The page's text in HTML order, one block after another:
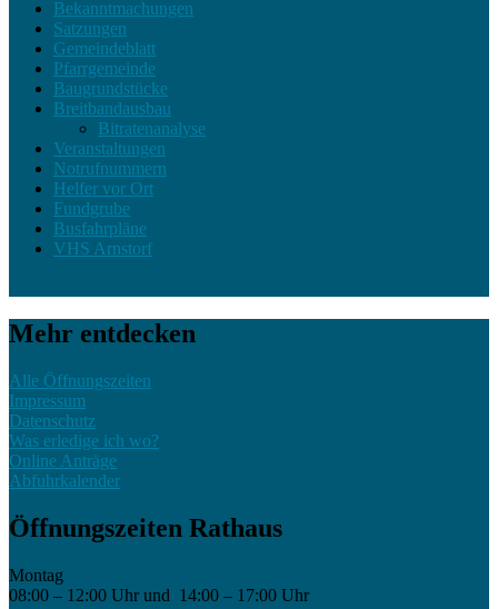
Bekanntmachungen
Satzungen
Gemeindeblatt
Pfarrgemeinde
Baugrundstücke
Breitbandausbau
Bitratenanalyse
Veranstaltungen
Notrufnummern
Helfer vor Ort
Fundgrube
Busfahrpläne
VHS Arnstorf
Mehr entdecken
Alle Öffnungszeiten
Impressum
Datenschutz
Was erledige ich wo?
Online Anträge
Abfuhrkalender
Öffnungszeiten Rathaus
Montag
08:00 – 12:00 Uhr und 14:00 – 17:00 Uhr